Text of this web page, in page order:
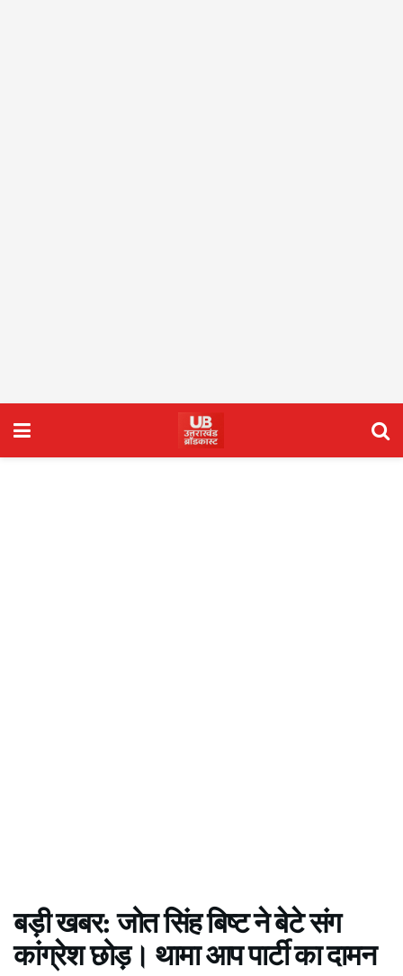
बड़ी खबर: जोत सिंह बिष्ट ने बेटे संग
कांग्रेश छोड़। थामा आप पार्टी का दामन